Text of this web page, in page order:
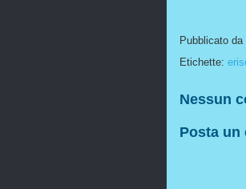
Pubblicato da
Etichette:
Nessun
Posta un